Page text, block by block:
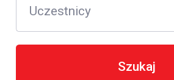
Uczestnicy
Szukaj